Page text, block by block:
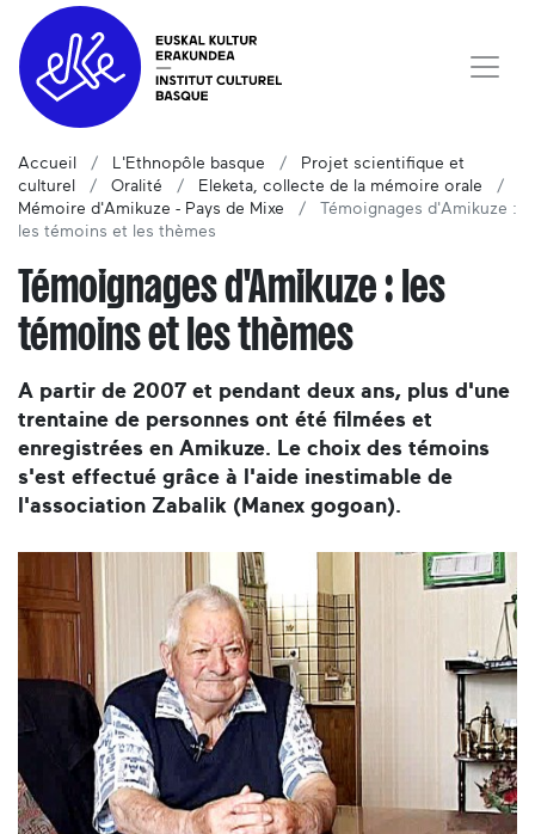
Accueil L'Ethnopôle basque
Projet scientifique et
culturel
Oralité
Eleketa, collecte de la mémoire orale
Mémoire d'Amikuze - Pays de Mixe
Témoignages d'Amikuze :
les témoins et les thèmes
Témoignages d'Amikuze : les
témoins et les thèmes
A partir de 2007 et pendant deux ans, plus d'une
trentaine de personnes ont été filmées et
enregistrées en Amikuze. Le choix des témoins
s'est effectué grâce à l'aide inestimable de
l'association Zabalik (Manex gogoan).